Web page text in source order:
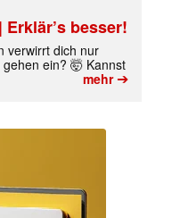
Newsletter
informiert.
besser!
verwirrt dich nur
ein? 🤯 Kannst
mehr➔